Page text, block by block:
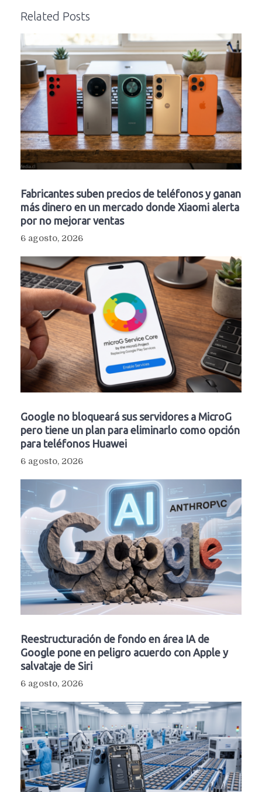
Related Posts
Fabricantes suben precios de teléfonos y ganan
más dinero en un mercado donde Xiaomi alerta
por no mejorar ventas
6 agosto, 2026
Google no bloqueará sus servidores a MicroG
pero tiene un plan para eliminarlo como opción
para teléfonos Huawei
6 agosto, 2026
Reestructuración de fondo en área IA de
Google pone en peligro acuerdo con Apple y
salvataje de Siri
6 agosto, 2026